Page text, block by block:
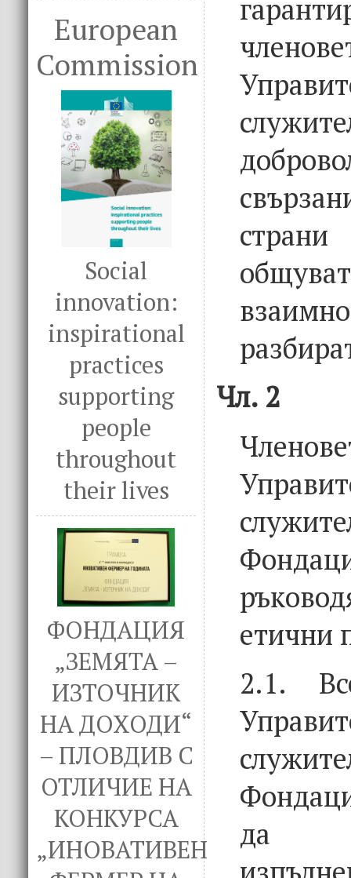
European
Commission
Social
innovation:
inspirational
practices
supporting
people
throughout
their lives
ФОНДАЦИЯ
„ЗЕМЯТА –
ИЗТОЧНИК
НА ДОХОДИ“
– ПЛОВДИВ С
ОТЛИЧИЕ НА
КОНКУРСА
„ИНОВАТИВЕН
Чл. 2
етични
2.1.
да